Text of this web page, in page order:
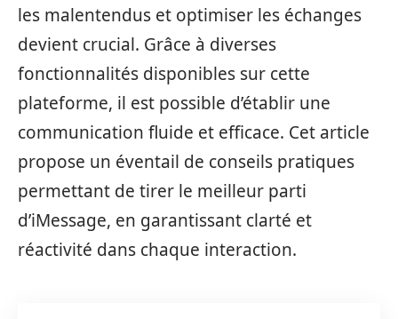
les malentendus et optimiser les échanges
devient crucial. Grâce à diverses
fonctionnalités disponibles sur cette
plateforme, il est possible d’établir une
communication fluide et efficace. Cet article
propose un éventail de conseils pratiques
permettant de tirer le meilleur parti
d’iMessage, en garantissant clarté et
réactivité dans chaque interaction.